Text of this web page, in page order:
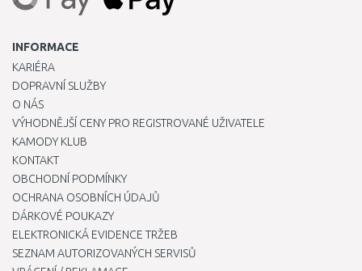
INFORMACE
KARIÉRA
DOPRAVNÍ SLUŽBY
O NÁS
VÝHODNĚJŠÍ CENY PRO REGISTROVANÉ UŽIVATELE
KAMODY KLUB
KONTAKT
OBCHODNÍ PODMÍNKY
OCHRANA OSOBNÍCH ÚDAJŮ
DÁRKOVÉ POUKAZY
ELEKTRONICKÁ EVIDENCE TRŽEB
SEZNAM AUTORIZOVANÝCH SERVISŮ